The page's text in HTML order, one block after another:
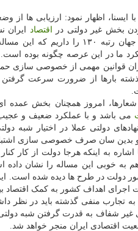
اظهار نمود: ارزیابی ها از
بخش غیر دولتی در
اقتصاد ایران
داده است که ما در سطح جهان رتبه ۱۳۰ را داریم که
ما در این عرصه چگونه بوده است.
قوانین مهمی از خصوصی سازی
بارها از ضرورت سرعت گرفتن
امروز همچنان بخش عمده
می باشد و با عملکرد ضعیف و
دولتی عملا در اختیار شبه
و بدین سان صرف خصوصی سازی
اشاره به اینکه هرجا دولت از کار
به خوبی این مساله را نشان
دولت در طرح ها دیده شده است.
اهداف کشور به کمک اقتصاد
به تجارب منفی گذشته باید در
شفاف به قدرت گرفتن شبه
اقتصادی ایران منجر خواهد شد.